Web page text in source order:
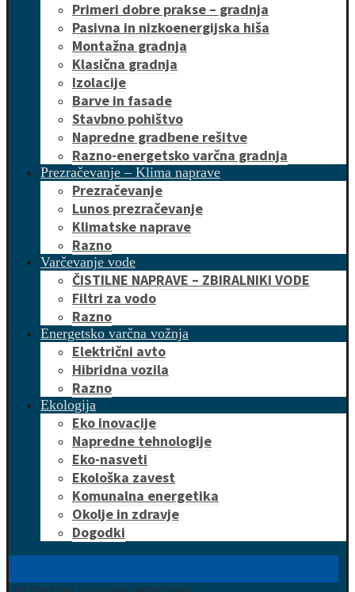
Primeri dobre prakse – gradnja
Pasivna in nizkoenergijska hiša
Montažna gradnja
Klasična gradnja
Izolacije
Barve in fasade
Stavbno pohištvo
Napredne gradbene rešitve
Razno-energetsko varčna gradnja
Prezračevanje – Klima naprave
Prezračevanje
Lunos prezračevanje
Klimatske naprave
Razno
Varčevanje vode
ČISTILNE NAPRAVE – ZBIRALNIKI VODE
Filtri za vodo
Razno
Energetsko varčna vožnja
Električni avto
Hibridna vozila
Razno
Ekologija
Eko inovacije
Napredne tehnologije
Eko-nasveti
Ekološka zavest
Komunalna energetika
Okolje in zdravje
Dogodki